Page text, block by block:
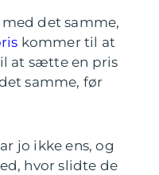
det samme,
kommer til at
at sætte en pris
samme, før
jo ikke ens, og
hvor slidte de